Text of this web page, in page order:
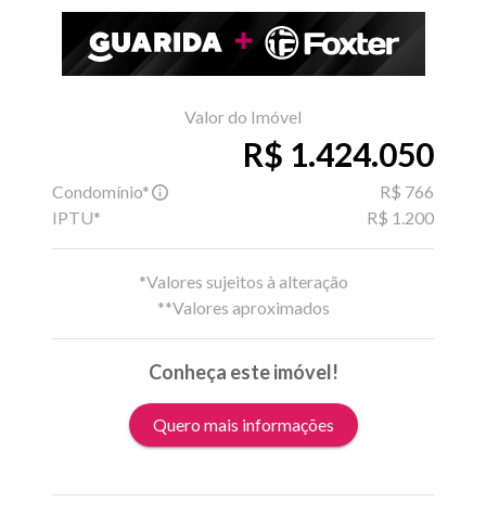
Valor do Imóvel
R$ 1.424.050
Condomínio*
R$ 766
IPTU*
R$ 1.200
*Valores sujeitos à alteração
**Valores aproximados
Conheça este imóvel!
Quero mais informações